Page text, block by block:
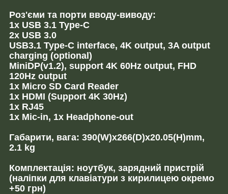
Роз'єми та порти вводу-виводу:
1x USB 3.1 Type-C
2x USB 3.0
USB3.1 Type-C interface, 4K output, 3A output
charging (optional)
MiniDP(v1.2), support 4K 60Hz output, FHD
120Hz output
1x Micro SD Card Reader
1x HDMI (Support 4K 30Hz)
1x RJ45
1x Mic-in, 1x Headphone-out
Габарити, вага: 390(W)x266(D)x20.05(H)mm,
2.1 kg
Комплектація: ноутбук, зарядний пристрій
(наліпки для клавіатури з кирилицею окремо
+50 грн)